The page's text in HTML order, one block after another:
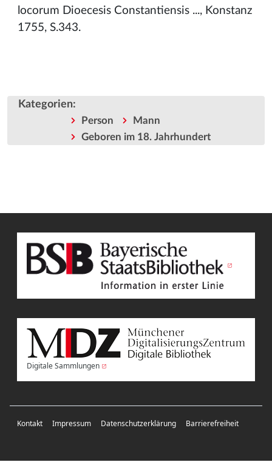
locorum Dioecesis Constantiensis ..., Konstanz
1755, S.343.
Kategorien:
Person
Mann
Geboren im 18. Jahrhundert
Digitale Sammlungen
Kontakt Impressum Datenschutzerklärung Barrierefreiheit